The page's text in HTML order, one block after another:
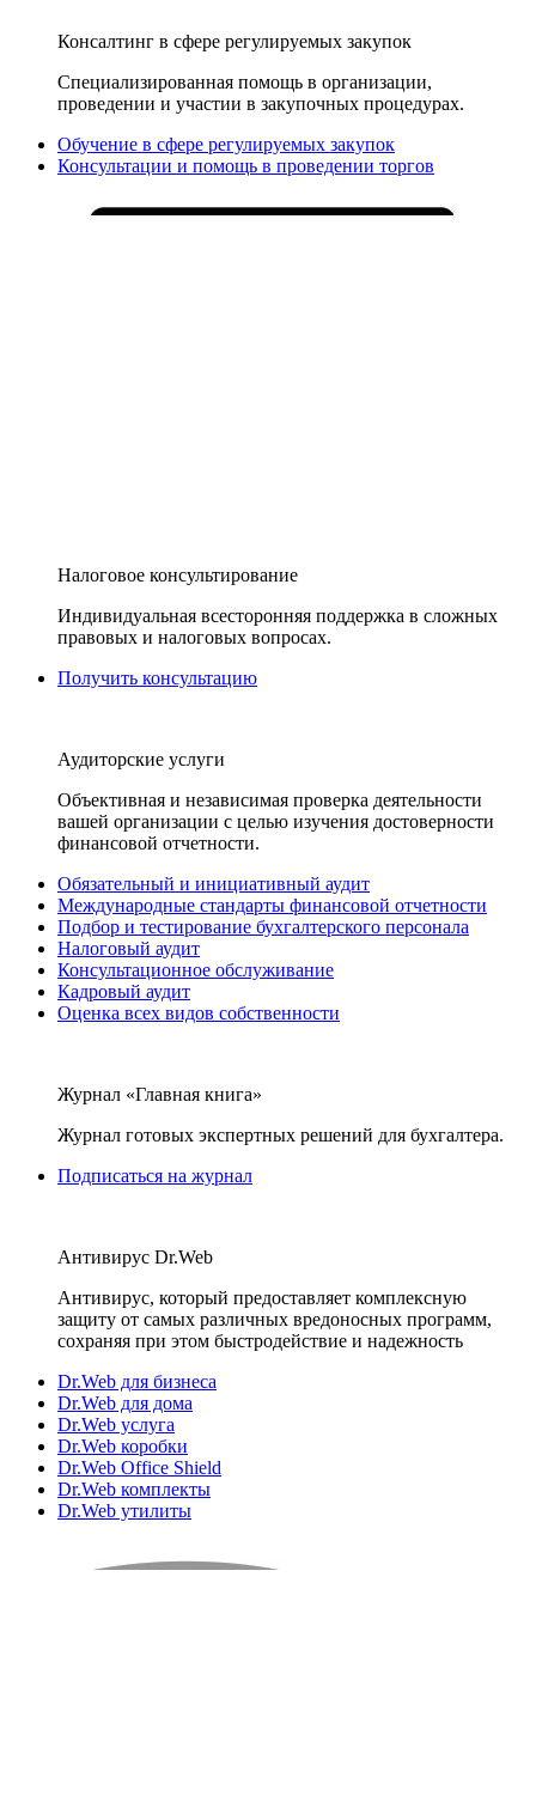
Консалтинг в сфере регулируемых закупок
Специализированная помощь в организации,
проведении и участии в закупочных процедурах.
Обучение в сфере регулируемых закупок
Консультации и помощь в проведении торгов
Налоговое консультирование
Индивидуальная всесторонняя поддержка в сложных
правовых и налоговых вопросах.
Получить консультацию
Аудиторские услуги
Объективная и независимая проверка деятельности
вашей организации с целью изучения достоверности
финансовой отчетности.
Обязательный и инициативный аудит
Международные стандарты финансовой отчетности
Подбор и тестирование бухгалтерского персонала
Налоговый аудит
Консультационное обслуживание
Кадровый аудит
Оценка всех видов собственности
Журнал «Главная книга»
Журнал готовых экспертных решений для бухгалтера.
Подписаться на журнал
Антивирус Dr.Web
Антивирус, который предоставляет комплексную
защиту от самых различных вредоносных программ,
сохраняя при этом быстродействие и надежность
Dr.Web для бизнеса
Dr.Web для дома
Dr.Web услуга
Dr.Web коробки
Dr.Web Office Shield
Dr.Web комплекты
Dr.Web утилиты